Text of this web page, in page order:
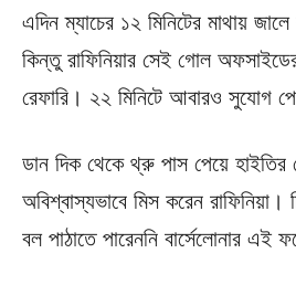
এদিন ম্যাচের ১২ মিনিটের মাথায়
কিন্তু রাফিনিয়ার সেই গোল
রেফারি। ২২ মিনিটে আবারও সুযোগ
ডান দিক থেকে থ্রু পাস পেয়ে
অবিশ্বাস্যভাবে মিস করেন
বল পাঠাতে পারেননি বার্সেলোনার এই